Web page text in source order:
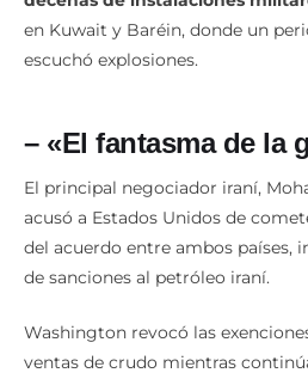
en Kuwait y Baréin, donde un
escuchó explosiones.
– «El fantasma de la
El principal negociador iraní,
acusó a Estados Unidos de
del acuerdo entre ambos países,
de sanciones al petróleo iraní.
Washington revocó las
ventas de crudo mientras